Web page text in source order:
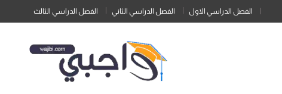
الفصل الدراسي الاول الفصل الدراسي الثاني الفصل الدراسي الثالث